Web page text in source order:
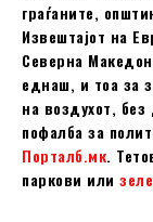
граѓаните,
Извештајот на
Северна
еднаш, и тоа за
на воздухот,
пофалба за
Порталб.мк.
паркови или